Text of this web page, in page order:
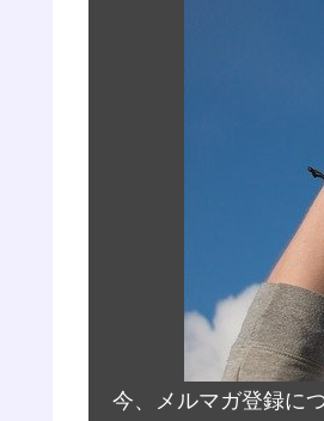
今、メルマガ登録に